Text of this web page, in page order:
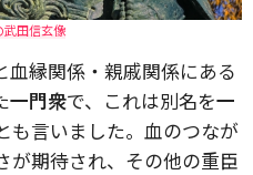
武田信玄像
血縁関係・親戚関係にある
一門衆で、これは別名を一
も言いました。血のつなが
が期待され、その他の重臣